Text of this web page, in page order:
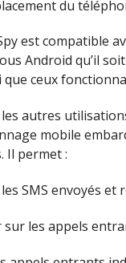
du
est compatible
Android qu’il
ceux
les autres
mobile
Il permet :
SMS envoyés et
sur les appels